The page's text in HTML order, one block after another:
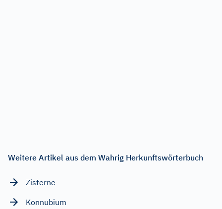
Weitere Artikel aus dem Wahrig Herkunftswörterbuch
Zisterne
Konnubium